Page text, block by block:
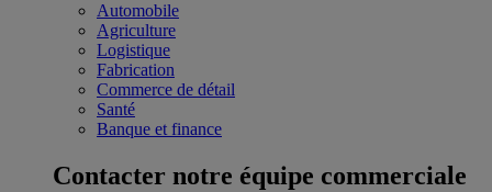
Automobile
Agriculture
Logistique
Fabrication
Commerce de détail
Santé
Banque et finance
Contacter notre équipe commerciale